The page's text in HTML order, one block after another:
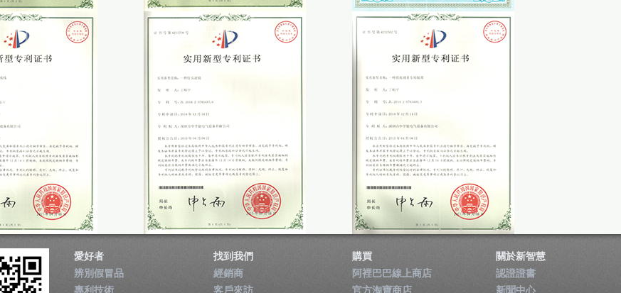
愛好者
辨別假冒品
專利技術
找到我們
經銷商
客戶來訪
購買
阿裡巴巴線上商店
官方淘寶商店
關於新智慧
認證證書
新聞中心